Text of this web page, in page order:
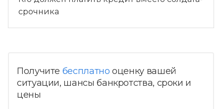
срочника
Получите бесплатно оценку вашей
ситуации, шансы банкротства, сроки и
цены